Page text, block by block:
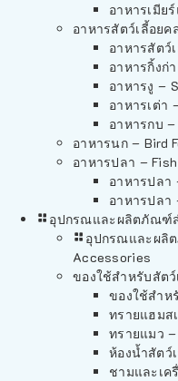
อาหารเมีย
อาหารสัตว์เลี้อย
อาหารสัตว์
อาหารกิ้งก่
อาหารงู –
อาหารเต่า
อาหารกบ –
อาหารนก – Bird
อาหารปลา – Fish
อาหารปลา
อาหารปลา
อุปกรณและผลิตภัณฑ์ส
อุปกรณและผลิ
Accessories
ของใช้สำหรับสัตว์
ของใช้สำห
ทรายแฮมส
ทรายแมว
ห้องน้ำสัตว์
ชามและเค